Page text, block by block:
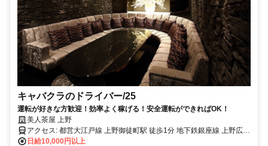
キャバクラのドライバー/25
運転が好きな方歓迎！効率よく稼げる！安全運転ができればOK！
美人茶屋 上野
アクセス: 都営大江戸線 上野御徒町駅 徒歩1分 地下鉄銀座線 上野広小
路駅 徒歩2分 上野御徒町駅から72m
日給10,000円以上